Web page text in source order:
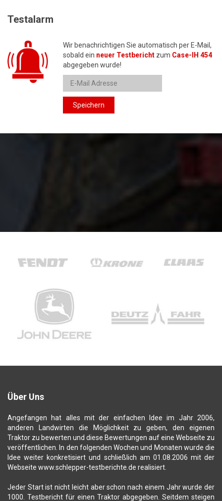
Testalarm
Wir benachrichtigen Sie automatisch per E-Mail,
sobald ein neuer Testbericht zum Case-IH 454
abgegeben wurde!
Speichern
Über Uns
Angefangen hat alles mit der einfachen Idee im Jahr 2006,
anderen Landwirten die Möglichkeit zu geben, den eigenen
Traktor zu bewerten und diese Bewertungen auf eine Webseite zu
veröffentlichen. In den folgenden Wochen und Monaten wurde die
Idee weiter konkretisiert und schließlich am 01.08.2006 mit der
Webseite www.schlepper-testberichte.de realisiert.
Jeder Start ist nicht leicht aber schon nach einem Jahr wurde der
1000. Testbericht für einen Traktor abgegeben. Seitdem steigen